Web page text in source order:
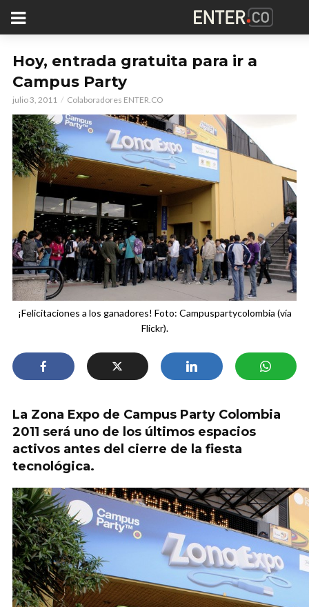
Hoy, entrada gratuita para ir a
Campus Party
julio 3, 2011 Colaboradores ENTER.CO
¡Felicitaciones a los ganadores! Foto: Campuspartycolombia (vía
Flickr).
La Zona Expo de Campus Party Colombia
2011 será uno de los últimos espacios
activos antes del cierre de la fiesta
tecnológica.